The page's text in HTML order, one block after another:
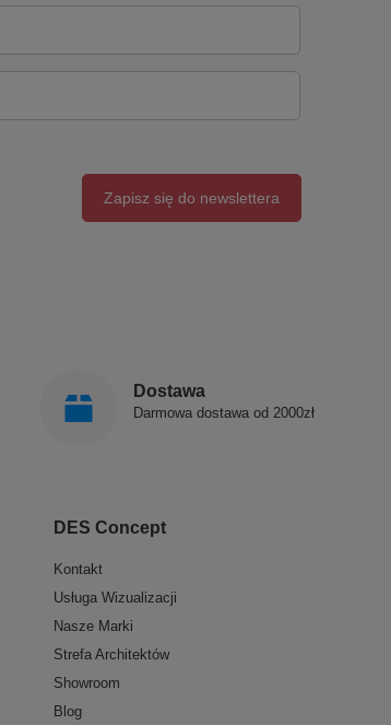
Zapisz się do newslettera
Dostawa
Darmowa dostawa od 2000zł
DES Concept
Kontakt
Usługa Wizualizacji
Nasze Marki
Strefa Architektów
Showroom
Blog